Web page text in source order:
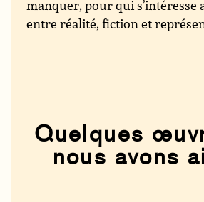
manquer, pour qui
entre réalité, fiction et
Quelques
nous avons